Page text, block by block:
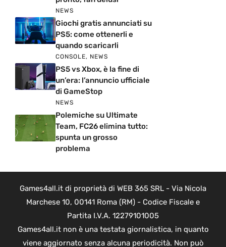
NEWS
Giochi gratis annunciati su
PS5: come ottenerli e
quando scaricarli
CONSOLE, NEWS
PS5 vs Xbox, è la fine di
un’era: l’annuncio ufficiale
di GameStop
NEWS
Polemiche su Ultimate
Team, FC26 elimina tutto:
spunta un grosso
problema
Games4all.it di proprietà di WEB 365 SRL - Via Nicola
Marchese 10, 00141 Roma (RM) - Codice Fiscale e
Partita I.V.A. 12279101005
Games4all.it non è una testata giornalistica, in quanto
viene aggiornato senza alcuna periodicità. Non può